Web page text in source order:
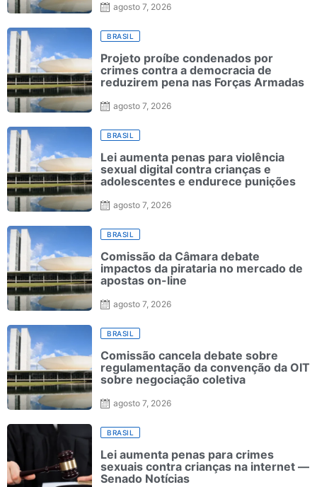
agosto 7, 2026
BRASIL
Projeto proíbe condenados por
crimes contra a democracia de
reduzirem pena nas Forças Armadas
agosto 7, 2026
BRASIL
Lei aumenta penas para violência
sexual digital contra crianças e
adolescentes e endurece punições
agosto 7, 2026
BRASIL
Comissão da Câmara debate
impactos da pirataria no mercado de
apostas on-line
agosto 7, 2026
BRASIL
Comissão cancela debate sobre
regulamentação da convenção da OIT
sobre negociação coletiva
agosto 7, 2026
BRASIL
Lei aumenta penas para crimes
sexuais contra crianças na internet —
Senado Notícias